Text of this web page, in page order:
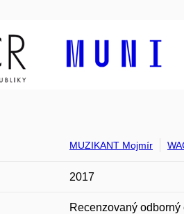
MUZIKANT Mojmír
2017
Recenzovaný odborný